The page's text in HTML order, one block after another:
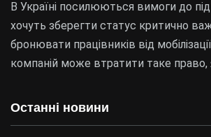
В Україні посилюються вимоги до
хочуть зберегти статус критично
бронювати працівників від
компаній може втратити таке
Останні новини